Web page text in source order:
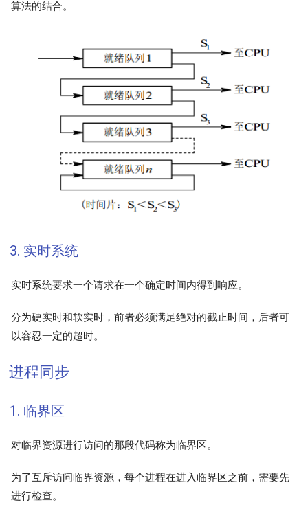
算法的结合。
3. 实时系统
实时系统要求一个请求在一个确定时间内得到响应。
分为硬实时和软实时，前者必须满足绝对的截止时间，后者可
以容忍一定的超时。
进程同步
1. 临界区
对临界资源进行访问的那段代码称为临界区。
为了互斥访问临界资源，每个进程在进入临界区之前，需要先
进行检查。